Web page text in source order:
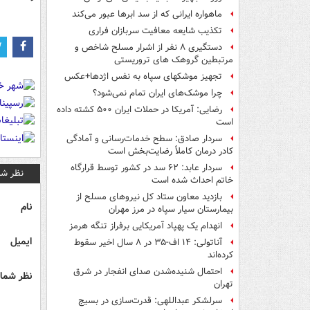
ماهواره ایرانی که از سد ابرها عبور می‌کند
تکذیب شایعه معافیت سربازان فراری
دستگیری ۸ نفر از اشرار مسلح شاخص و
مرتبطین گروهک های تروریستی
تجهیز موشکهای سپاه به نفس اژدها+عکس
چرا موشک‌های ایران تمام نمی‌شود؟
رضایی: آمریکا در حملات ایران ۵۰۰ کشته داده
است
سردار صادق: سطح خدمات‌رسانی و آمادگی
کادر درمان کاملاً رضایت‌بخش است
سردار عابد: ۶۲ سد در کشور توسط قرارگاه
خاتم احداث شده است
بازدید معاون ستاد کل نیروهای مسلح از
بیمارستان سیار سپاه در مرز مهران
انهدام یک پهپاد آمریکایی برفراز تنگه هرمز
آناتولی: ۱۴ اف-۳۵ در ۸ سال اخیر سقوط
کرده‌اند
احتمال شنیده‌شدن صدای انفجار در شرق
تهران
سرلشکر عبداللهی: قدرت‌سازی در بسیج
نظر
نام
ایمیل
نظر